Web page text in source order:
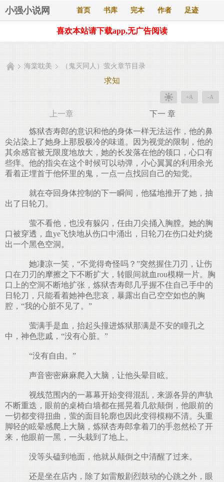
小强小说网 首页 书库 完本 作者 足迹
喜欢本站请下载app,无广告阅读
海棠耽美 （鬼灭同人）萤火章节目录
求知
+A -A
上一章 下一 章
炼狱杏寿郎的意识和他的身体一样无法运作，他的鼻
尖沾染上了她身上那股极冷的味道。因为视觉的限制，他的
其余感官被无限度地放大，她的长发落在他的领口，心口有
些痒。他的指尖在这个时候可以动弹，小心翼翼的利用余光
看着正埋首于他怀里的鬼，一点一点找回自己的知觉。
就在夺回身体控制的下一瞬间，他猛地推开了她，抽
出了日轮刀。
萤不看他，也没有躲闪，任由刀尖捅入胸膛。她的胸
口被穿透，血ye飞快地从伤口中涌出，日轮刀在伤口处灼烧
出一个黑色空洞。
她凄凉一笑，“不觉得奇怪吗？”突然握住刀刃，让伤
口在刀刃的摩擦之下不断扩大，转眼间就血rou模糊一片。胸
口上的空洞不断地扩张，炼狱杏寿郎几乎握不住自己手中的
日轮刀，只能看着她神色悲哀，暴露出自己空空如也的胸
腔，“我的心脏不见了。”
萤满手是血，抬起头撞进炼狱那满是不安的瞳孔之
中，神色悲戚，“没有心脏。”
“没有自由。”
声音密密麻麻爬入大脑，让他头晕目眩。
视线范围内的一幕幕开始变得混乱，来源各异的声轨
不断重迭，眼前的桌椅白墙都在摇晃着几欲颠倒，他眼前的
一切都变得扭曲，萤的面目轮廓也因此变得模糊不清。头重
脚轻的眩晕感爬上大脑，炼狱杏寿郎拿着刀的手忽然松了开
来，他眼前一黑，一头栽到了地上。
没等头磕到地面，他就从颠倒之中清醒了过来。
还是坐在店内，除了如雷般剧烈鼓动的心跳之外，眼